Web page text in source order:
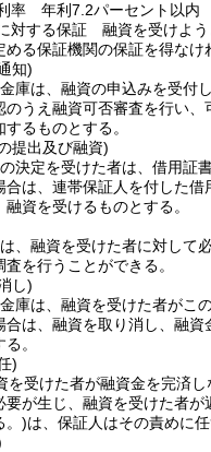
率 年利7.2パーセント以内
対する保証 融資を受けよう
める保証機関の保証を得なけ
知)
庫は、融資の申込みを受付し
のうえ融資可否審査を行い、
るものとする。
提出及び融資)
決定を受けた者は、借用証
合は、連帯保証人を付した借
融資を受けるものとする。
、融資を受けた者に対して
査を行うことができる。
し)
庫は、融資を受けた者がこ
合は、融資を取り消し、融資
。
)
を受けた者が融資金を完済し
要が生じ、融資を受けた者が
。)は、保証人はその責めに任